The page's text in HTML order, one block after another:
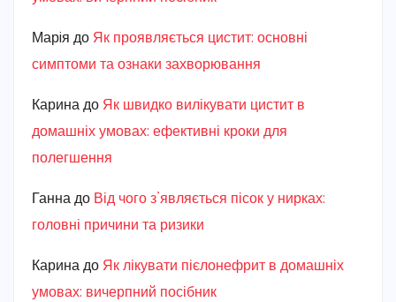
Марiя до Як проявляється цистит: основні
симптоми та ознаки захворювання
Карина до Як швидко вилікувати цистит в
домашніх умовах: ефективні кроки для
полегшення
Ганна до Від чого з’являється пісок у нирках:
головні причини та ризики
Карина до Як лікувати пієлонефрит в домашніх
умовах: вичерпний посібник